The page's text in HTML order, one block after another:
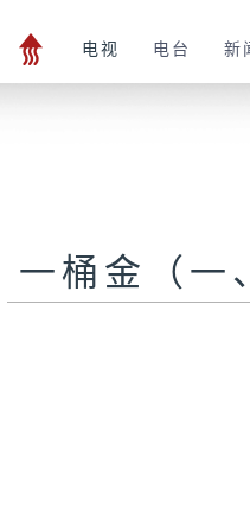
电视 电台 新
一桶金（一